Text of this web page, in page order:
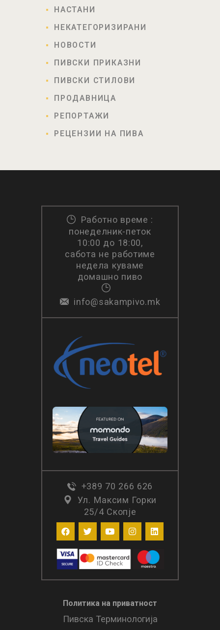
НАСТАНИ
НЕКАТЕГОРИЗИРАНИ
НОВОСТИ
ПИВСКИ ПРИКАЗНИ
ПИВСКИ СТИЛОВИ
ПРОДАВНИЦА
РЕПОРТАЖИ
РЕЦЕНЗИИ НА ПИВА
Работно време :
понеделник-петок
10:00 до 18:00,
сабота не работиме
недела куваме
домашно пиво
info@sakampivo.mk
+389 70 266 626
Ул. Максим Горки
25/4 Скопје
Политика на приватност
Пивска Терминологија